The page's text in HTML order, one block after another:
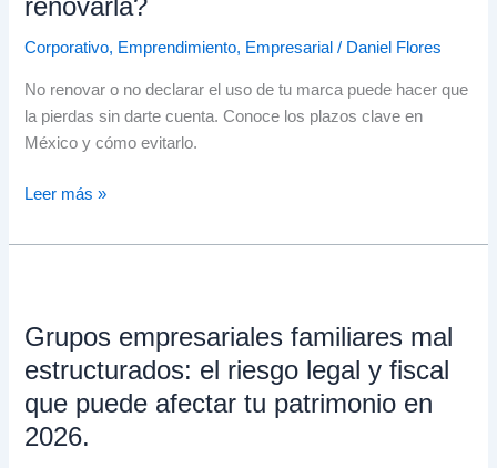
renovarla?
Corporativo, Emprendimiento, Empresarial / Daniel Flores
No renovar o no declarar el uso de tu marca puede hacer que
la pierdas sin darte cuenta. Conoce los plazos clave en
México y cómo evitarlo.
no
Leer más »
Grupos empresariales familiares mal
estructurados: el riesgo legal y fiscal
que puede afectar tu patrimonio en
2026.
familiares
mal
el
riesgo